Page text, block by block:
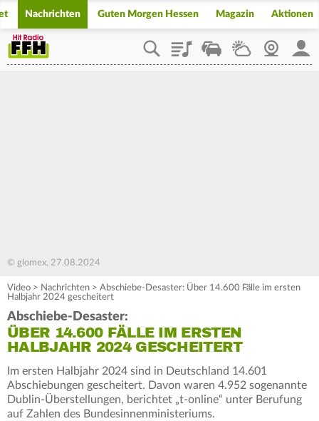
Nachrichten Guten Morgen Hessen Magazin Aktionen
PlaylistStaupilotWetterWebcam
© glomex, 27.08.2024
Video > Nachrichten > Abschiebe-Desaster: Über 14.600 Fälle im ersten
Halbjahr 2024 gescheitert
Abschiebe-Desaster:
ÜBER 14.600 FÄLLE IM ERSTEN
HALBJAHR 2024 GESCHEITERT
Im ersten Halbjahr 2024 sind in Deutschland 14.601
Abschiebungen gescheitert. Davon waren 4.952 sogenannte
Dublin-Überstellungen, berichtet „t-online“ unter Berufung
auf Zahlen des Bundesinnenministeriums.